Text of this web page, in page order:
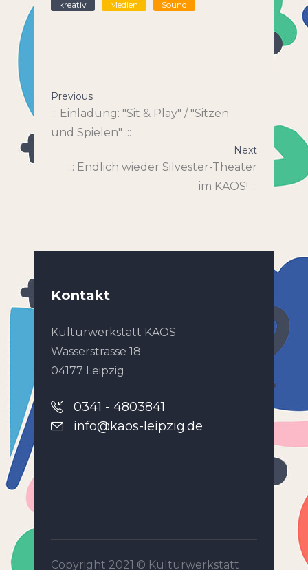
kreativ
Medien Sound
Previous
::: Einladung: "Sit & Play" / "Sitzen
und Spielen" :::
Next
::: Endlich wieder Silvester-Theater
im KAOS! :::
Kontakt
Kulturwerkstatt KAOS
Wasserstrasse 18
04177 Leipzig
0341 - 4803841
info@kaos-leipzig.de
Copyright 2021 © Kulturwerkstatt